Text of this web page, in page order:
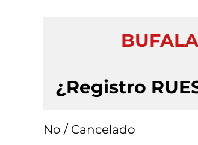
¿Registro
No / Cancelado